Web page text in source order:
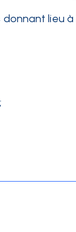
donnant lieu à